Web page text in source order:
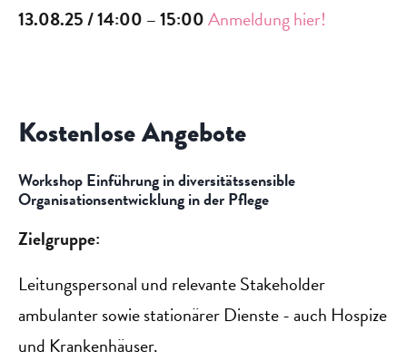
13.08.25 / 14:00 – 15:00Anmeldung hier!
Kostenlose Angebote
Workshop Einführung in diversitätssensible
Organisationsentwicklung in der Pflege
Zielgruppe:
Leitungspersonal und relevante Stakeholder
ambulanter sowie stationärer Dienste - auch Hospize
und Krankenhäuser.